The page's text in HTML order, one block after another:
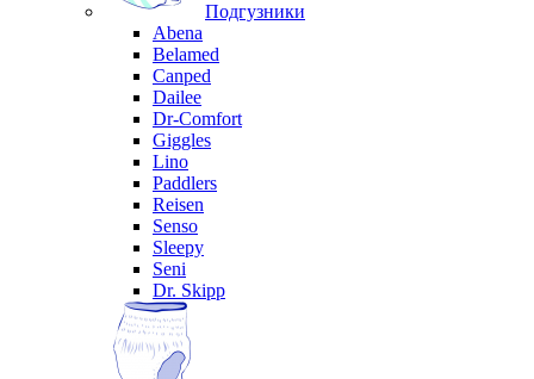
Подгузники
Abena
Belamed
Canped
Dailee
Dr-Comfort
Giggles
Lino
Paddlers
Reisen
Senso
Sleepy
Seni
Dr. Skipp